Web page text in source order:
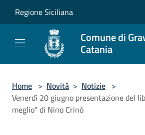
Regione Siciliana
Comune di
Catania
Home > Novità > Notizie >
Venerdì 20 giugno presentazione del
meglio" di Nino Crinò